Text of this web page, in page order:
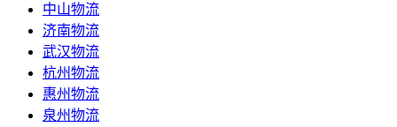
中山物流
济南物流
武汉物流
杭州物流
惠州物流
泉州物流